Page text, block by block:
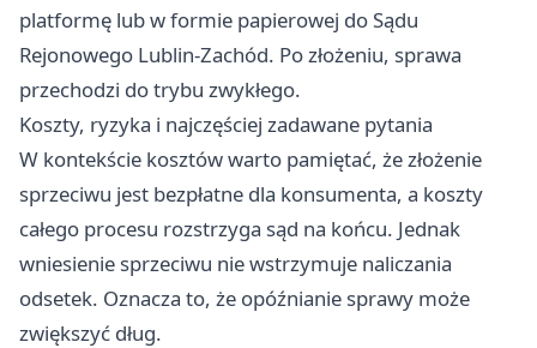
platformę lub w formie papierowej do Sądu
Rejonowego Lublin-Zachód. Po złożeniu, sprawa
przechodzi do trybu zwykłego.
Koszty, ryzyka i najczęściej zadawane pytania
W kontekście kosztów warto pamiętać, że złożenie
sprzeciwu jest bezpłatne dla konsumenta, a koszty
całego procesu rozstrzyga sąd na końcu. Jednak
wniesienie sprzeciwu nie wstrzymuje naliczania
odsetek. Oznacza to, że opóźnianie sprawy może
zwiększyć dług.